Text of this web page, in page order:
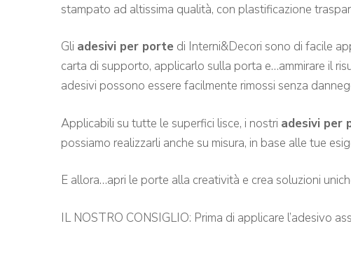
stampato ad altissima qualità, con plastificazione
Gli adesivi per porte di Interni&Decori sono di facile
carta di supporto, applicarlo sulla porta e…ammirare il
adesivi possono essere facilmente rimossi senza
Applicabili su tutte le superfici lisce, i nostri adesivi per
possiamo realizzarli anche su misura, in base alle tue
E allora…apri le porte alla creatività e crea soluzioni
IL NOSTRO CONSIGLIO: Prima di applicare l’adesivo